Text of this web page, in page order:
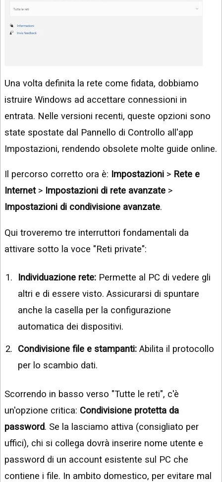
Una volta definita la rete come fidata, dobbiamo
istruire Windows ad accettare connessioni in
entrata. Nelle versioni recenti, queste opzioni sono
state spostate dal Pannello di Controllo all'app
Impostazioni, rendendo obsolete molte guide online.
Il percorso corretto ora è: Impostazioni > Rete e
Internet> Impostazioni di rete avanzate >
Impostazioni di condivisione avanzate.
Qui troveremo tre interruttori fondamentali da
attivare sotto la voce "Reti private":
Individuazione rete: Permette al PC di vedere gli
altri e di essere visto. Assicurarsi di spuntare
anche la casella per la configurazione
automatica dei dispositivi.
Condivisione file e stampanti: Abilita il protocollo
per lo scambio dati.
Scorrendo in basso verso "Tutte le reti", c'è
un'opzione critica: Condivisione protetta da
password. Se la lasciamo attiva (consigliato per
uffici), chi si collega dovrà inserire nome utente e
password di un account esistente sul PC che
contiene i file. In ambito domestico, per evitare mal